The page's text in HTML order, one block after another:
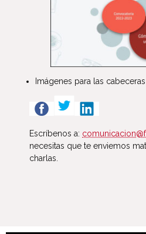
Imágenes para las
Escríbenos a:
necesitas que te enviemos
charlas.